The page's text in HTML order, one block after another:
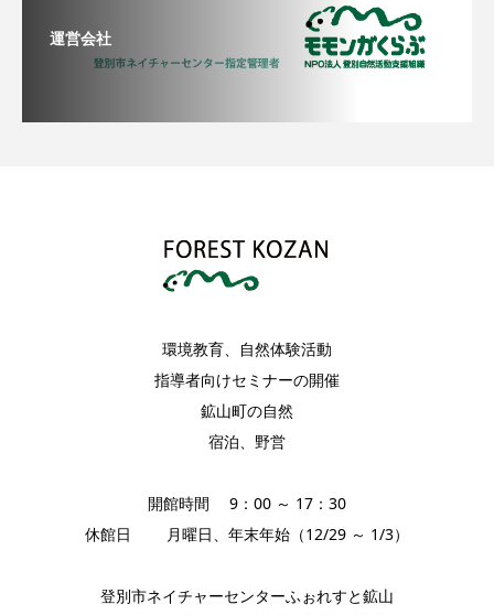
運営会社
環境教育、自然体験活動
指導者向けセミナーの開催
鉱山町の自然
宿泊、野営
開館時間 9：00 ～ 17：30
休館日 月曜日、年末年始（12/29 ～ 1/3）
登別市ネイチャーセンターふぉれすと鉱山